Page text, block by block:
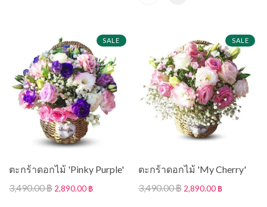
SALE
ตะกร้าดอกไม้ 'Pinky Purple'
3,490.00 ฿ 2,890.00 ฿
SALE
ตะกร้าดอกไม้ 'My Cherry'
3,490.00 ฿ 2,890.00 ฿